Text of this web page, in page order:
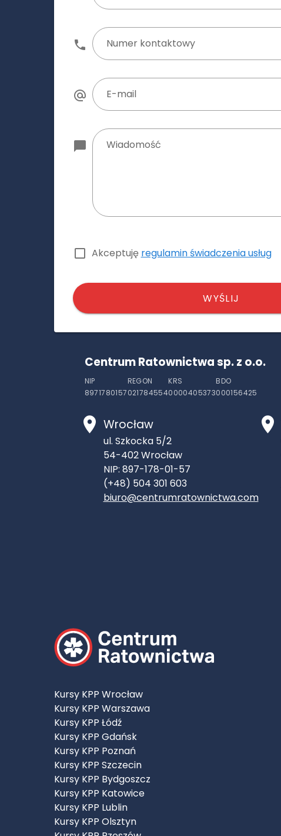
Numer kontaktowy
E-mail
Wiadomość
Akceptuję regulamin świadczenia usług
WYŚLIJ
Centrum Ratownictwa sp. z o.o.
NIP
8971780157
REGON
021784554
KRS
0000405373
BDO
000156425
Wrocław
ul. Szkocka 5/2
54-402Wrocław
NIP: 897-178-01-57
(+48) 504 301 603
biuro@centrumratownictwa.com
Kursy KPP Wrocław
Kursy KPP Warszawa
Kursy KPP Łódź
Kursy KPP Gdańsk
Kursy KPP Poznań
Kursy KPP Szczecin
Kursy KPP Bydgoszcz
Kursy KPP Katowice
Kursy KPP Lublin
Kursy KPP Olsztyn